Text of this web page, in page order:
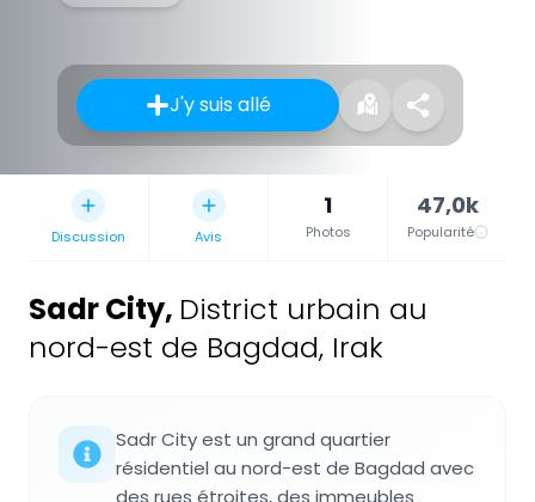
J'y suis allé
Discussion Avis
1
Photos
47,0k
Popularité
Sadr City, District urbain au
nord-est de Bagdad, Irak
Sadr City est un grand quartier
résidentiel au nord-est de Bagdad avec
des rues étroites, des immeubles